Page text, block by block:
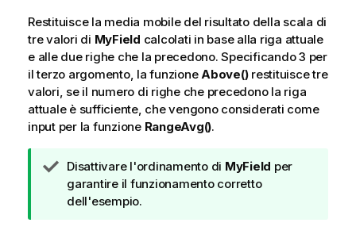
Restituisce la media mobile del risultato della scala di
tre valori di MyField calcolati in base alla riga attuale
e alle due righe che la precedono. Specificando3 per
il terzo argomento, la funzioneAbove()restituisce tre
valori, se il numero di righe che precedono la riga
attuale è sufficiente, che vengono considerati come
input per la funzione RangeAvg().
N
o
t
Disattivare l'ordinamento di MyField per
garantire il funzionamento corretto
dell'esempio.